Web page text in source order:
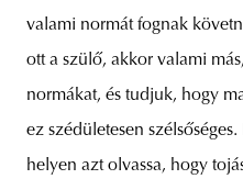
valami normát fognak
ott a szülő, akkor valami
normákat, és tudjuk, hogy
ez szédületesen
helyen azt olvassa, hogy